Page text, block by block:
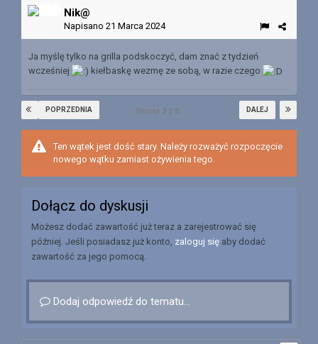
Nik@
Napisano 21 Marca 2024
Ja myślę tylko na grilla podskoczyć, dam znać z tydzień
wcześniej
kiełbaskę wezmę ze sobą, w razie czego
POPRZEDNIA DALEJ
Strona 3 z 8
Ten wątek jest dość stary. Należy rozważyć rozpoczęcie
nowego wątku zamiast ożywienia tego.
Dołącz do dyskusji
Możesz dodać zawartość już teraz a zarejestrować się
później. Jeśli posiadasz już konto, zaloguj się aby dodać
zawartość za jego pomocą.
Dodaj odpowiedź do tematu...